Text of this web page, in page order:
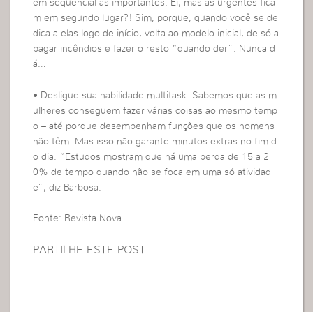
em sequencial as importantes. Ei, mas as urgentes fica
m em segundo lugar?! Sim, porque, quando você se de
dica a elas logo de início, volta ao modelo inicial, de só a
pagar incêndios e fazer o resto “quando der”. Nunca d
á…
• Desligue sua habilidade multitask. Sabemos que as m
ulheres conseguem fazer várias coisas ao mesmo temp
o – até porque desempenham funções que os homens
não têm. Mas isso não garante minutos extras no fim d
o dia. “Estudos mostram que há uma perda de 15 a 2
0% de tempo quando não se foca em uma só atividad
e”, diz Barbosa.
Fonte: Revista Nova
PARTILHE ESTE POST